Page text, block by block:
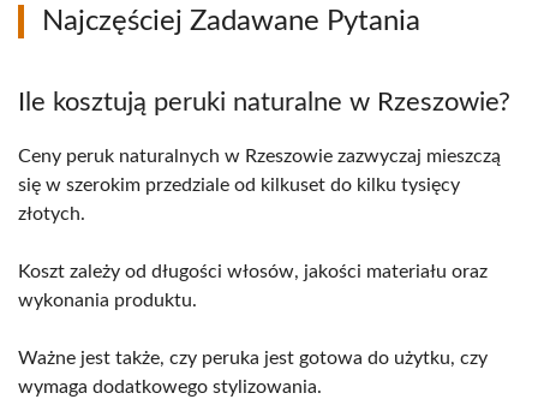
Najczęściej Zadawane Pytania
Ile kosztują peruki naturalne w Rzeszowie?
Ceny peruk naturalnych w Rzeszowie zazwyczaj mieszczą
się w szerokim przedziale od kilkuset do kilku tysięcy
złotych.
Koszt zależy od długości włosów, jakości materiału oraz
wykonania produktu.
Ważne jest także, czy peruka jest gotowa do użytku, czy
wymaga dodatkowego stylizowania.